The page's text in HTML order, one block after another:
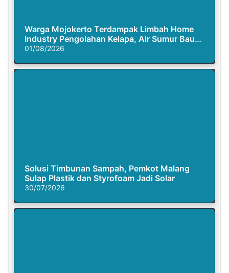
Warga Mojokerto Terdampak Limbah Home
Industry Pengolahan Kelapa, Air Sumur Bau
Busuk
01/08/2026
Solusi Timbunan Sampah, Pemkot Malang
Sulap Plastik dan Styrofoam Jadi Solar
30/07/2026